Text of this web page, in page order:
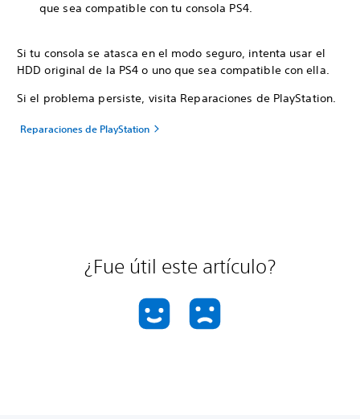
que sea compatible con tu consola PS4.
Si tu consola se atasca en el modo seguro, intenta usar el
HDD original de la PS4 o uno que sea compatible con ella.
Si el problema persiste, visita Reparaciones de PlayStation.
Reparaciones de PlayStation
¿Fue útil este artículo?